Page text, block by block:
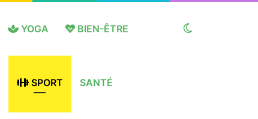
YOGA BIEN-ÊTRE
SPORT SANTÉ